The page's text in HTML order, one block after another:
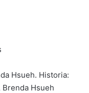
Hsueh. Historia:
Hsueh